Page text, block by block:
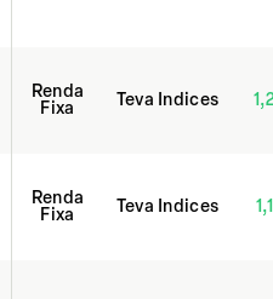
Renda
Fixa
Teva Indices
Renda
Fixa
Teva Indices